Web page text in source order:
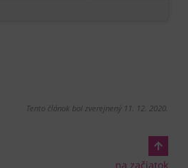
Tento článok bol zverejnený 11. 12. 2020.
na začiatok